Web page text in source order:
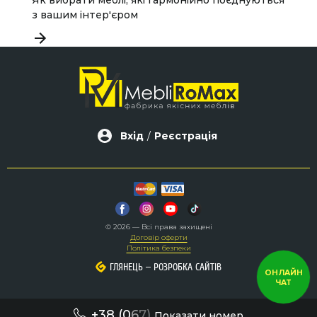
з вашим інтер'єром
Вхід / Реєстрація
© 2026 — Всі права захищені
Договір оферти
Політика безпеки
ГЛЯНЕЦЬ – РОЗРОБКА САЙТІВ
ГЛЯНЕЦЬ – РОЗРОБКА САЙТІВ
ОНЛАЙН
ЧАТ